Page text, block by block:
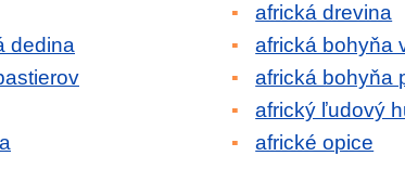
dedina
africká drevina
africká bohyňa
africká bohyňa
africký ľudový
africké opice